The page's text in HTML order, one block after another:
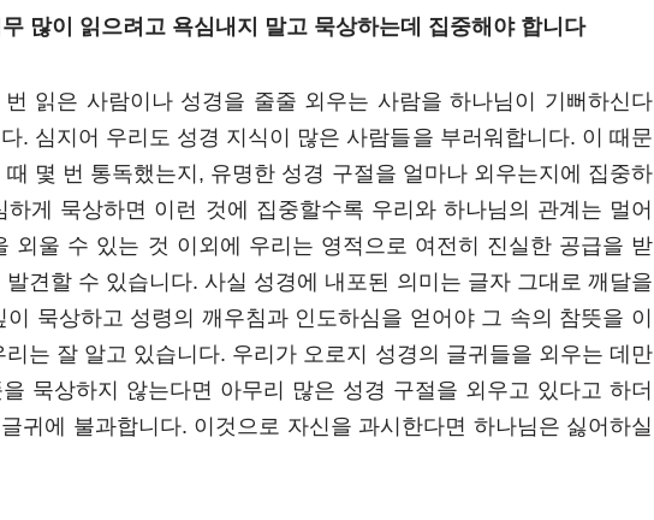
많이 읽으려고 욕심내지 말고 묵상하는데 집중해야 합니다
읽은 사람이나 성경을 줄줄 외우는 사람을 하나님이 기뻐하신다
. 심지어 우리도 성경 지식이 많은 사람들을 부러워합니다. 이 때문
몇 번 통독했는지, 유명한 성경 구절을 얼마나 외우는지에 집중하
하게 묵상하면 이런 것에 집중할수록 우리와 하나님의 관계는 멀어
외울 수 있는 것 이외에 우리는 영적으로 여전히 진실한 공급을 받
견할 수 있습니다. 사실 성경에 내포된 의미는 글자 그대로 깨달을
묵상하고 성령의 깨우침과 인도하심을 얻어야 그 속의 참뜻을 이
는 잘 알고 있습니다. 우리가 오로지 성경의 글귀들을 외우는 데만
묵상하지 않는다면 아무리 많은 성경 구절을 외우고 있다고 하더
귀에 불과합니다. 이것으로 자신을 과시한다면 하나님은 싫어하실